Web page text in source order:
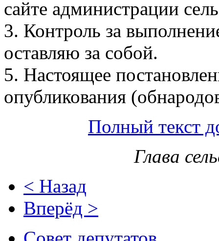
сайте администрации
3. Контроль за
оставляю за собой.
5. Настоящее
опубликования
Полный текст
Глава
< Назад
Вперёд >